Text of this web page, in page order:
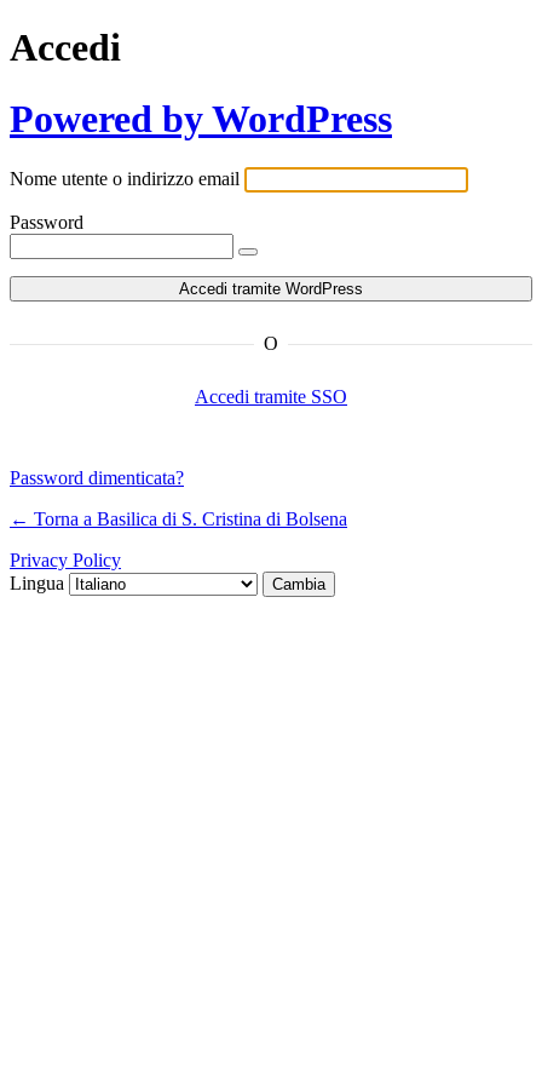
Accedi
Powered by WordPress
Nome utente o indirizzo email
Password
O
Accedi tramite SSO
Password dimenticata?
← Torna a Basilica di S. Cristina di Bolsena
Privacy Policy
Lingua